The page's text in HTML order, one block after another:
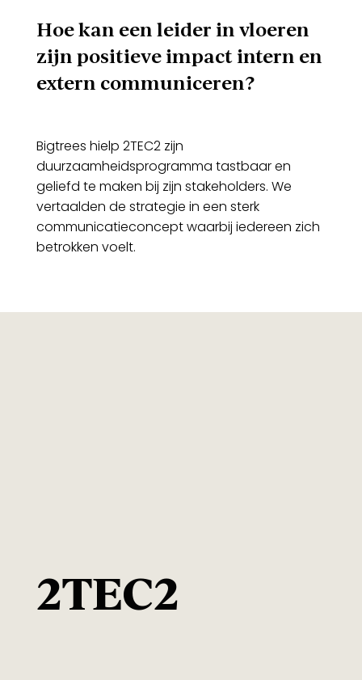
Hoe kan een leider in vloeren
zijn positieve impact intern en
extern communiceren?
Bigtrees hielp 2TEC2 zijn
duurzaamheidsprogramma tastbaar en
geliefd te maken bij zijn stakeholders. We
vertaalden de strategie in een sterk
communicatieconcept waarbij iedereen zich
betrokken voelt.
2TEC2